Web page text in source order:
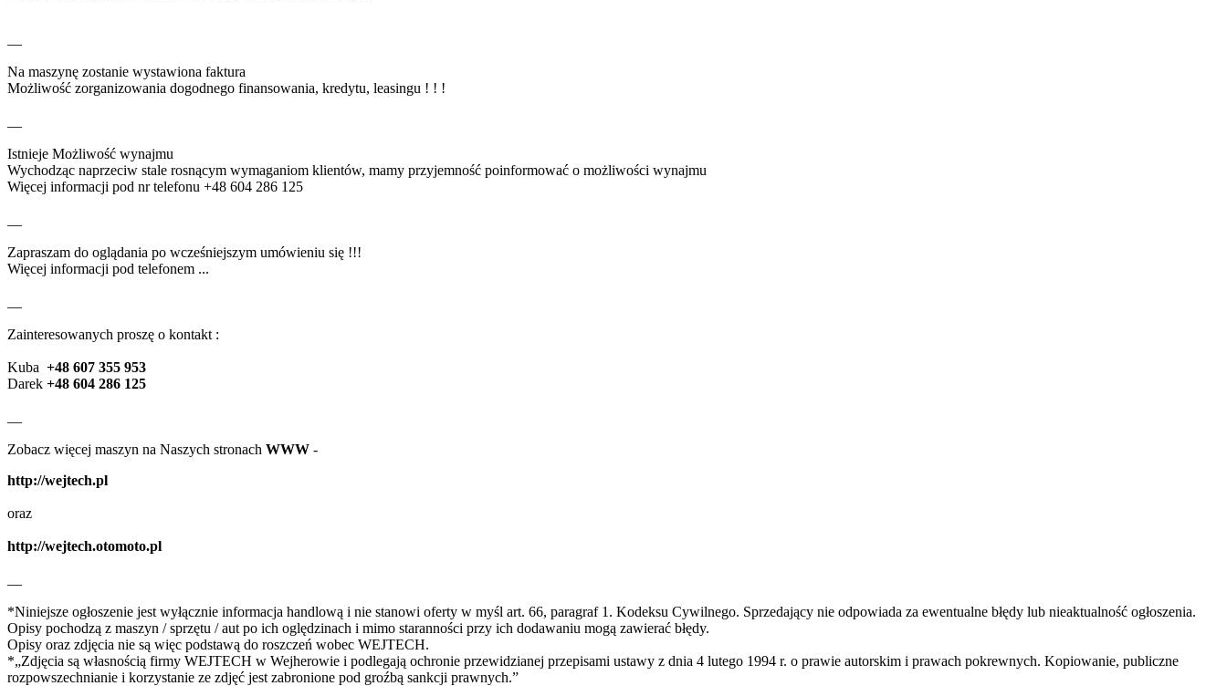
Na maszynę zostanie wystawiona faktura
Możliwość zorganizowania dogodnego finansowania, kredytu, leasingu ! ! !
Istnieje Możliwość wynajmu
Wychodząc naprzeciw stale rosnącym wymaganiom klientów, mamy przyjemność poinformować o możliwości wynajmu
Więcej informacji pod nr telefonu +48 604 286 125
Zapraszam do oglądania po wcześniejszym umówieniu się !!!
Więcej informacji pod telefonem ...
Zainteresowanych proszę o kontakt :
Kuba +48 607 355 953
Darek +48 604 286 125
Zobacz więcej maszyn na Naszych stronach WWW -
http://wejtech.pl
oraz
http://wejtech.otomoto.pl
*Niniejsze ogłoszenie jest wyłącznie informacja handlową i nie stanowi oferty w myśl art. 66, paragraf 1. Kodeksu Cywilnego. Sprzedający nie odpowiada za ewentualne błędy lub nieaktualność ogłoszenia.
Opisy pochodzą z maszyn / sprzętu / aut po ich oględzinach i mimo staranności przy ich dodawaniu mogą zawierać błędy.
Opisy oraz zdjęcia nie są więc podstawą do roszczeń wobec WEJTECH.
*„Zdjęcia są własnością firmy WEJTECH w Wejherowie i podlegają ochronie przewidzianej przepisami ustawy z dnia 4 lutego 1994 r. o prawie autorskim i prawach pokrewnych. Kopiowanie, publiczne
rozpowszechnianie i korzystanie ze zdjęć jest zabronione pod groźbą sankcji prawnych.”